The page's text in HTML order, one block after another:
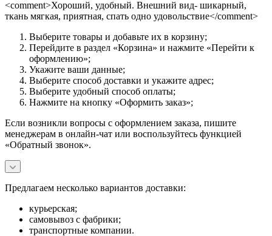
<comment>Хороший, удобный. Внешний вид- шикарный,
ткань мягкая, приятная, спать одно удовольствие</comment>
Выберите товары и добавьте их в корзину;
Перейдите в раздел «Корзина» и нажмите «Перейти к
оформлению»;
Укажите ваши данные;
Выберите способ доставки и укажите адрес;
Выберите удобный способ оплаты;
Нажмите на кнопку «Оформить заказ»;
Если возникли вопросы с оформлением заказа, пишите
менеджерам в онлайн-чат или воспользуйтесь функцией
«Обратный звонок».
Предлагаем несколько вариантов доставки:
курьерская;
самовывоз с фабрики;
транспортные компании.